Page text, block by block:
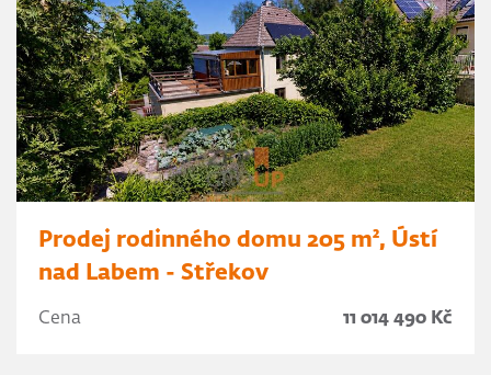
Prodej rodinného domu 205 m², Ústí
nad Labem - Střekov
Cena 11 014 490 Kč